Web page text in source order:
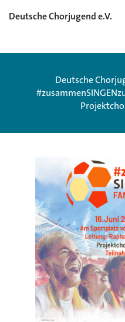
Deutsche Chorjugend e.V.
Deutsche